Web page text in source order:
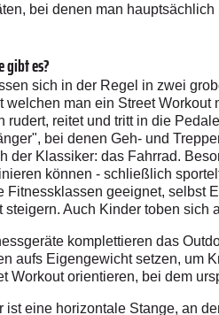
bei denen man
gibt es?
sich in der Regel in zwei
welchen man ein Street
rudert, reitet und tritt in die
bei denen Geh- und
der Klassiker: das Fahrrad.
können - schließlich
Fitnessklassen geeignet, selbst
steigern. Auch Kinder toben
komplettieren das
aufs Eigengewicht setzen, um
Workout orientieren, bei dem
ist eine horizontale Stange, an